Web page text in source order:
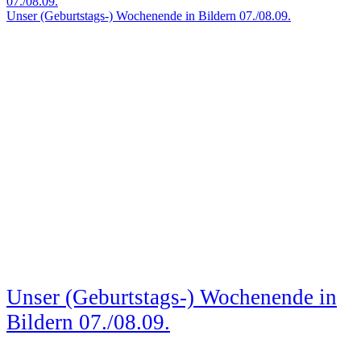
Unser (Geburtstags-) Wochenende in Bildern 07./08.09.
Unser (Geburtstags-) Wochenende in
Bildern 07./08.09.